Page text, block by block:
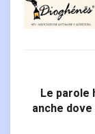
Le parole
anche